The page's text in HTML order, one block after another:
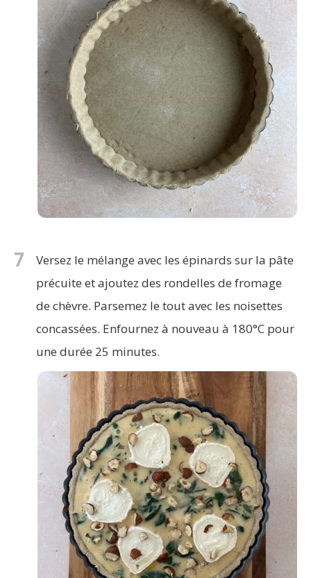
7
Versez le mélange avec les épinards sur la pâte
précuite et ajoutez des rondelles de fromage
de chèvre. Parsemez le tout avec les noisettes
concassées. Enfournez à nouveau à 180°C pour
une durée 25 minutes.